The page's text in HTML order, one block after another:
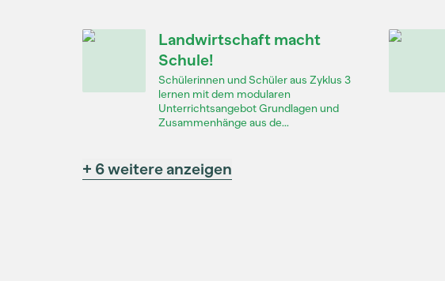
Landwirtschaft macht
Schule!
Schülerinnen und Schüler aus Zyklus 3
lernen mit dem modularen
Unterrichtsangebot Grundlagen und
Zusammenhänge aus de...
+ 6 weitere anzeigen